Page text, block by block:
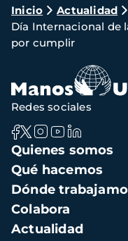
Ruta
de
navegación
Inicio Actualidad
Día Internacional de
por cumplir
Navegación
principal
Quienes somos
Qué hacemos
Dónde
Colabora
Actualidad
Redes sociales